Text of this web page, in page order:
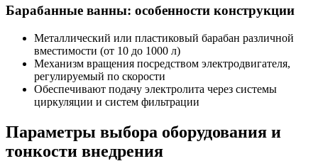
Барабанные ванны: особенности конструкции
Металлический или пластиковый барабан различной
вместимости (от 10 до 1000 л)
Механизм вращения посредством электродвигателя,
регулируемый по скорости
Обеспечивают подачу электролита через системы
циркуляции и систем фильтрации
Параметры выбора оборудования и
тонкости внедрения